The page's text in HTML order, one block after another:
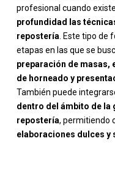
profesional cuando
profundidad las
repostería. Este tipo de
etapas en las que se
preparación de masas,
de horneado y
También puede
dentro del ámbito de la
repostería, permitiendo
elaboraciones dulces y